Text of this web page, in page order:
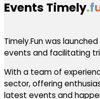
Events Timely.f
Timely.Fun was
events and facilitating
With a team of
sector, offering
latest events and